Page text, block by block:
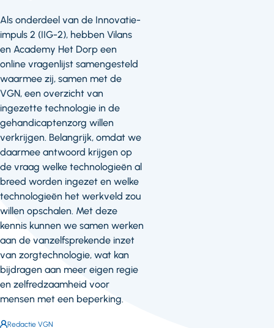
Als onderdeel van de Innovatie-
impuls 2 (IIG-2), hebben Vilans
en Academy Het Dorp een
online vragenlijst samengesteld
waarmee zij, samen met de
VGN, een overzicht van
ingezette technologie in de
gehandicaptenzorg willen
verkrijgen. Belangrijk, omdat we
daarmee antwoord krijgen op
de vraag welke technologieën al
breed worden ingezet en welke
technologieën het werkveld zou
willen opschalen. Met deze
kennis kunnen we samen werken
aan de vanzelfsprekende inzet
van zorgtechnologie, wat kan
bijdragen aan meer eigen regie
en zelfredzaamheid voor
mensen met een beperking.
Auteur:
Redactie VGN